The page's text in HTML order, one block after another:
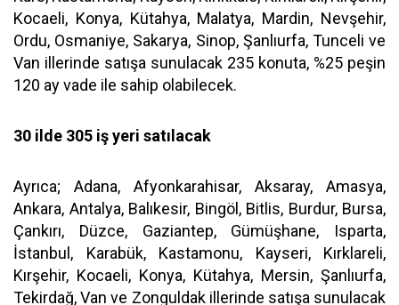
Kocaeli, Konya, Kütahya, Malatya, Mardin, Nevşehir,
Ordu, Osmaniye, Sakarya, Sinop, Şanlıurfa, Tunceli ve
Van illerinde satışa sunulacak 235 konuta, %25 peşin
120 ay vade ile sahip olabilecek.
30 ilde 305 iş yeri satılacak
Ayrıca; Adana, Afyonkarahisar, Aksaray, Amasya,
Ankara, Antalya, Balıkesir, Bingöl, Bitlis, Burdur, Bursa,
Çankırı, Düzce, Gaziantep, Gümüşhane, Isparta,
İstanbul, Karabük, Kastamonu, Kayseri, Kırklareli,
Kırşehir, Kocaeli, Konya, Kütahya, Mersin, Şanlıurfa,
Tekirdağ, Van ve Zonguldak illerinde satışa sunulacak